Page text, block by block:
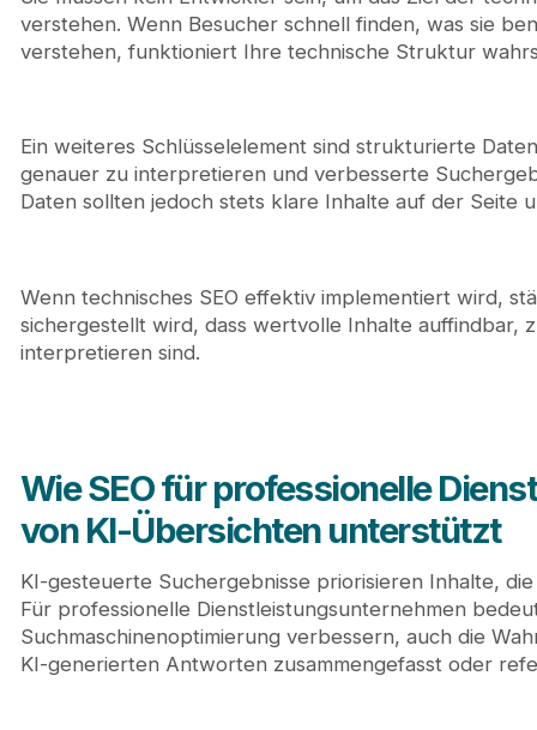
verstehen. Wenn Besucher schnell finden, was sie
verstehen, funktioniert Ihre technische Struktur
Ein weiteres Schlüsselelement sind strukturierte
genauer zu interpretieren und verbesserte
Daten sollten jedoch stets klare Inhalte auf der Seite
Wenn technisches SEO effektiv implementiert wird,
sichergestellt wird, dass wertvolle Inhalte auffindbar,
interpretieren sind.
Wie SEO für professionelle
von KI-Übersichten unterstützt
KI-gesteuerte Suchergebnisse priorisieren Inhalte,
Für professionelle Dienstleistungsunternehmen
Suchmaschinenoptimierung verbessern, auch die
KI-generierten Antworten zusammengefasst oder